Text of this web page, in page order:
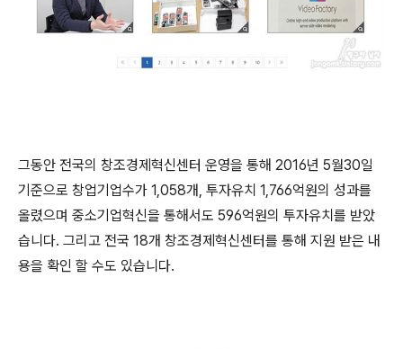
그동안 전국의 창조경제혁신센터 운영을 통해 2016년 5월30일
기준으로 창업기업수가 1,058개, 투자유치 1,766억원의 성과를
올렸으며 중소기업혁신을 통해서도 596억원의 투자유치를 받았
습니다. 그리고 전국 18개 창조경제혁신센터를 통해 지원 받은 내
용을 확인 할 수도 있습니다.